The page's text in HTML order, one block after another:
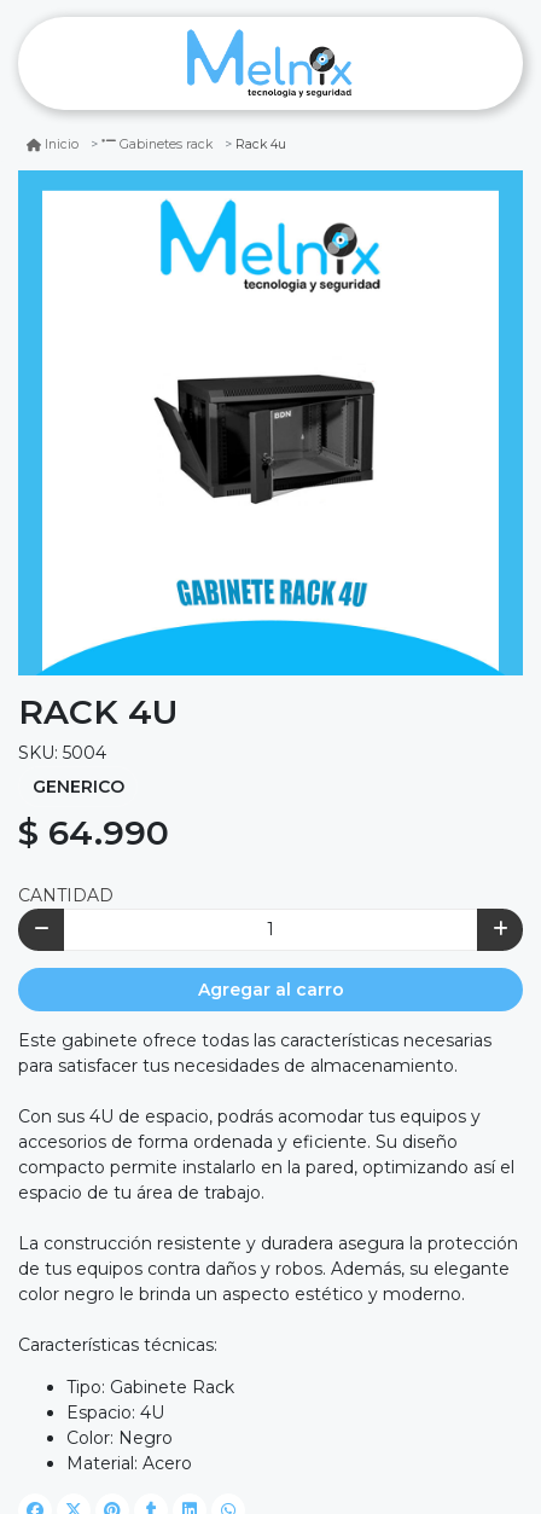
Inicio Gabinetes rack Rack 4u
RACK 4U
SKU: 5004
GENERICO
$ 64.990
CANTIDAD
Agregar al carro
Este gabinete ofrece todas las características necesarias
para satisfacer tus necesidades de almacenamiento.
Con sus 4U de espacio, podrás acomodar tus equipos y
accesorios de forma ordenada y eficiente. Su diseño
compacto permite instalarlo en la pared, optimizando así el
espacio de tu área de trabajo.
La construcción resistente y duradera asegura la protección
de tus equipos contra daños y robos. Además, su elegante
color negro le brinda un aspecto estético y moderno.
Características técnicas:
Tipo: Gabinete Rack
Espacio: 4U
Color: Negro
Material: Acero